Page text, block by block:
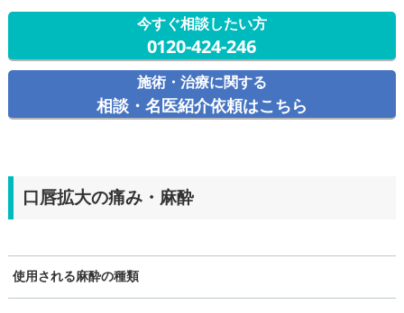
今すぐ相談したい方
0120-424-246
施術・治療に関する
相談・名医紹介依頼はこちら
口唇拡大の痛み・麻酔
使用される麻酔の種類